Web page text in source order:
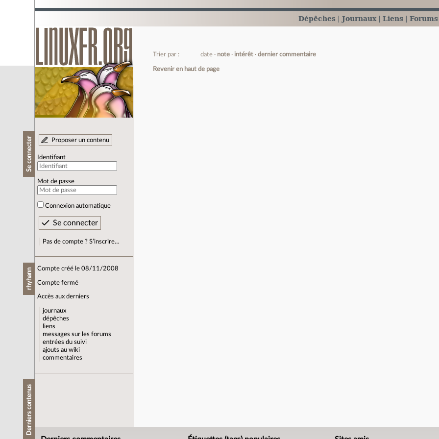
Dépêches Journaux Liens Forums
Se connecter Proposer un contenu
Identifiant
Mot de passe
Connexion automatique
Pas de compte ? S’inscrire…
rhyhann Compte créé le 08/11/2008
Compte fermé
Accès aux derniers
journaux
dépêches
liens
messages sur les forums
entrées du suivi
ajouts au wiki
commentaires
Derniers contenus
Trier par : date note intérêt dernier commentaire
Revenir en haut de page